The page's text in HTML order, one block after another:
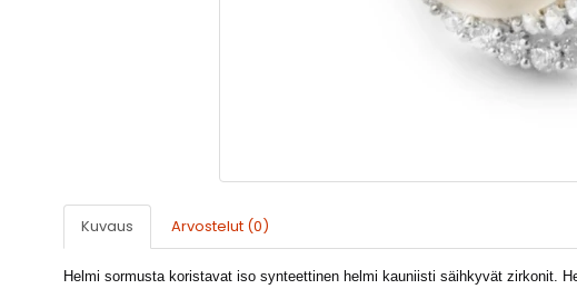
Kuvaus Arvostelut (0)
Helmi sormusta koristavat iso synteettinen helmi kauniisti säihkyvät zirkonit.